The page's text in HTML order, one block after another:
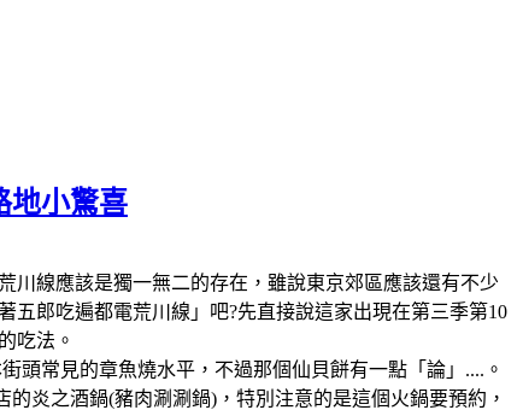
地小驚喜
川線應該是獨一無二的存在，雖說東京郊區應該還有不少
郎吃遍都電荒川線」吧?先直接說這家出現在第三季第10
吃法。
頭常見的章魚燒水平，不過那個仙貝餅有一點「論」....。
的炎之酒鍋(豬肉涮涮鍋)，特別注意的是這個火鍋要預約，